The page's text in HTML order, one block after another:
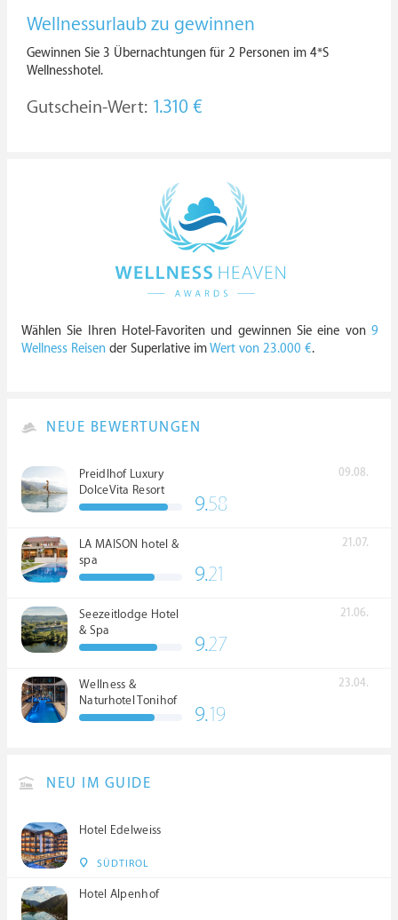
Wellnessurlaub zu gewinnen
Gewinnen Sie 3 Übernachtungen für 2 Personen im 4*S
Wellnesshotel.
Gutschein-Wert: 1.310 €
Wählen Sie Ihren Hotel-Favoriten und gewinnen Sie eine von 9
Wellness Reisen der Superlative imWert von 23.000 €.
NEUE BEWERTUNGEN
Preidlhof Luxury
DolceVita Resort
*****
09.08.
9.58
LA MAISON hotel &
spa
21.07.
9.21
Seezeitlodge Hotel
& Spa
21.06.
9.27
Wellness &
Naturhotel Tonihof
****S
23.04.
9.19
NEU IM GUIDE
Hotel Edelweiss
SÜDTIROL
Hotel Alpenhof